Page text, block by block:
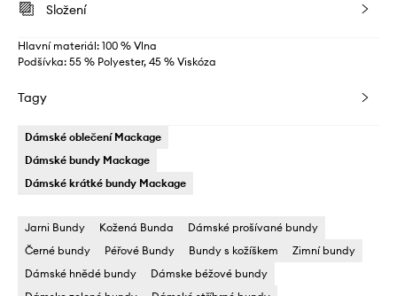
Složení
Hlavní materiál: 100 % Vlna
Podšívka: 55 % Polyester, 45 % Viskóza
Tagy
Dámské oblečení Mackage
Dámské bundy Mackage
Dámské krátké bundy Mackage
Jarni Bundy Kožená Bunda
Dámské prošívané bundy
Černé bundy
Péřové Bundy Bundy s kožíškem
Zimní bundy
Dámské hnědé bundy
Dámske béžové bundy